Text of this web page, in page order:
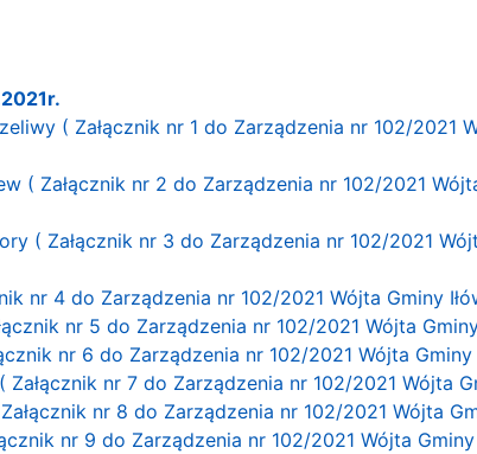
( Załącznik nr 1 do Zarządzenia nr 102/2021
( Załącznik nr 2 do Zarządzenia nr 102/2021
( Załącznik nr 3 do Zarządzenia nr 102/2021
nr 4 do Zarządzenia nr 102/2021 Wójta Gminy
nr 5 do Zarządzenia nr 102/2021 Wójta Gminy
nr 6 do Zarządzenia nr 102/2021 Wójta Gminy
nr 7 do Zarządzenia nr 102/2021 Wójta
nr 8 do Zarządzenia nr 102/2021 Wójta
nr 9 do Zarządzenia nr 102/2021 Wójta Gminy